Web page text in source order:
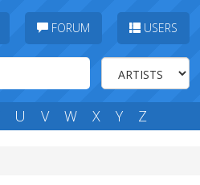
FORUM USERS
U V W X Y Z